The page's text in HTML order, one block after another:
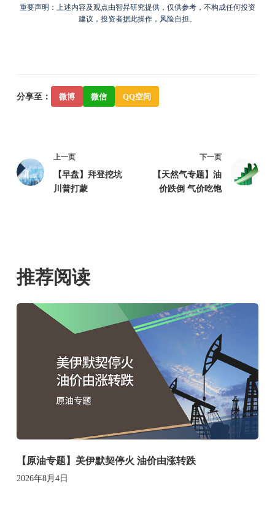
重要声明：上述内容及观点由智昇研究提供，仅供参考，不构成任何投资
建议，投资者据此操作，风险自担。
分享至： 微博 微信 QQ空间
上一页
【早盘】拜登挖坑
川普打蒙
下一页
【天然气专题】油
价跌倒 气价吃饱
推荐阅读
【原油专题】美伊默契停火 油价由涨转跌
2026年8月4日